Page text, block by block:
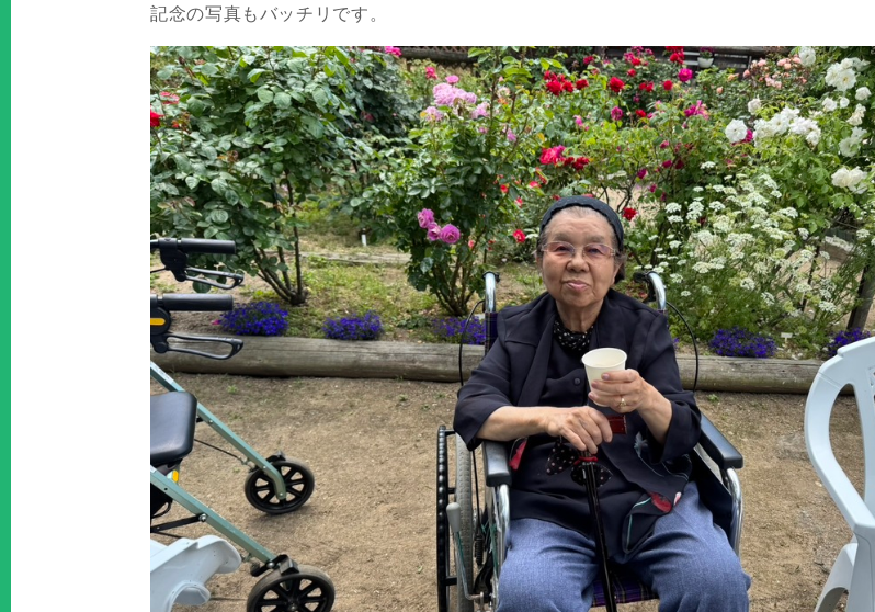
記念の写真もバッチリです。